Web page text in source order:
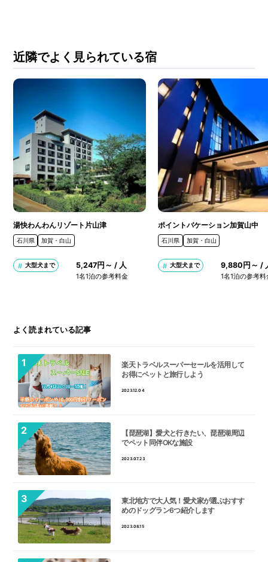
近隣でよく見られている宿
湯快わんわんリゾート片山津
石川県 加賀・白山
大型犬まで 5,247円～ / 人
1名1泊の参考料金
ポイントバケーション加賀山中
石川県 加賀・白山
大型犬まで 9,880円～ /
1名1泊の参考料
よく読まれている記事
楽天トラベルスーパーセールを活用して
お得にペットと旅行しよう
2023.12.04
【琵琶湖】愛犬と行きたい、琵琶湖周辺
でペット同伴OKな施設
2023.07.23
東北地方で大人気！愛犬家が選ぶおすす
めのドッグラン6つ紹介します
2023.08.15